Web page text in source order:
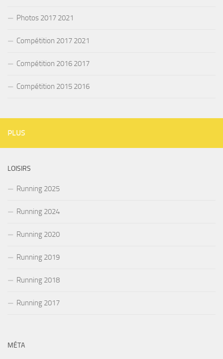
Photos 2017 2021
Compétition 2017 2021
Compétition 2016 2017
Compétition 2015 2016
PLUS
LOISIRS
Running 2025
Running 2024
Running 2020
Running 2019
Running 2018
Running 2017
MÉTA